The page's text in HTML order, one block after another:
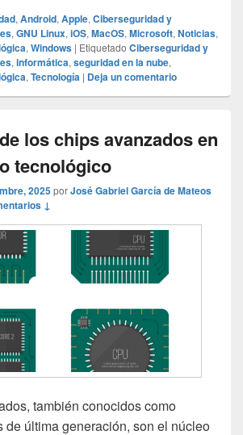
, Android, Apple, Ciberseguridad y
, GNU Linux, iOS, MacOS, Microsoft, Noticias,
, Windows | Etiquetado Ciberseguridad y
, informática, seguridad en la nube,
, Tecnología | Deja un comentario
los chips avanzados en
tecnológico
2025porJosé Gabriel García de Mateos
↓
también conocidos como
de última generación, son el núcleo